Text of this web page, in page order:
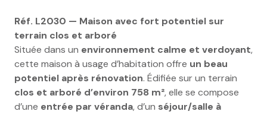
Réf. L2030 — Maison avec fort potentiel sur
terrain clos et arboré
Située dans un environnement calme et verdoyant,
cette maison à usage d’habitation offre un beau
potentiel après rénovation. Édifiée sur un terrain
clos et arboré d’environ 758 m², elle se compose
d’une entrée par véranda, d’un séjour/salle à